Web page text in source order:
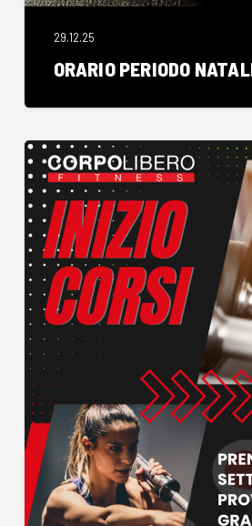
29.12.25
ORARIO PERIODO